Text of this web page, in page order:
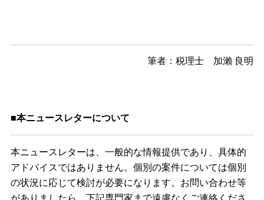
筆者：税理士 加瀨 良明
■本ニュースレターについて
本ニュースレターは、一般的な情報提供であり、具体的
アドバイスではありません。個別の案件については個別
の状況に応じて検討が必要になります。お問い合わせ等
がありましたら、下記専門家まで遠慮なくご連絡くださ